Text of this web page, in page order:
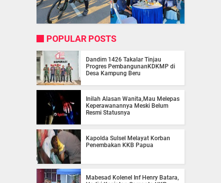
POPULAR POSTS
Dandim 1426 Takalar Tinjau
Progres PembangunanKDKMP di
Desa Kampung Beru
Inilah Alasan Wanita,Mau Melepas
Keperawanannya Meski Belum
Resmi Statusnya
Kapolda Sulsel Melayat Korban
Penembakan KKB Papua
Mabesad Kolenel Inf Henry Batara,